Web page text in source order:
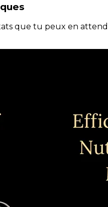
que tu peux en